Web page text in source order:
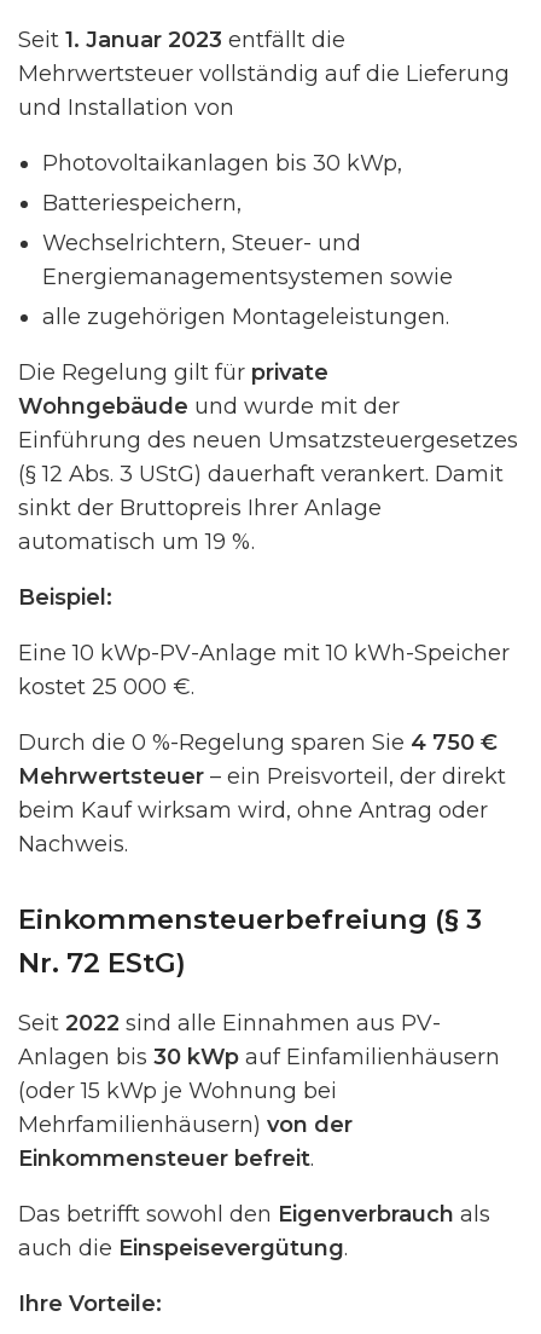
Seit 1. Januar 2023 entfällt die
Mehrwertsteuer vollständig auf die Lieferung
und Installation von
Photovoltaikanlagen bis 30 kWp,
Batteriespeichern,
Wechselrichtern, Steuer- und
Energiemanagementsystemen sowie
alle zugehörigen Montageleistungen.
Die Regelung gilt für private
Wohngebäude und wurde mit der
Einführung des neuen Umsatzsteuergesetzes
(§ 12 Abs. 3 UStG) dauerhaft verankert. Damit
sinkt der Bruttopreis Ihrer Anlage
automatisch um 19 %.
Beispiel:
Eine 10 kWp-PV-Anlage mit 10 kWh-Speicher
kostet 25 000 €.
Durch die 0 %-Regelung sparen Sie 4 750 €
Mehrwertsteuer – ein Preisvorteil, der direkt
beim Kauf wirksam wird, ohne Antrag oder
Nachweis.
Einkommensteuerbefreiung (§ 3
Nr. 72 EStG)
Seit 2022 sind alle Einnahmen aus PV-
Anlagen bis 30 kWp auf Einfamilienhäusern
(oder 15 kWp je Wohnung bei
Mehrfamilienhäusern) von der
Einkommensteuer befreit.
Das betrifft sowohl den Eigenverbrauch als
auch die Einspeisevergütung.
Ihre Vorteile: